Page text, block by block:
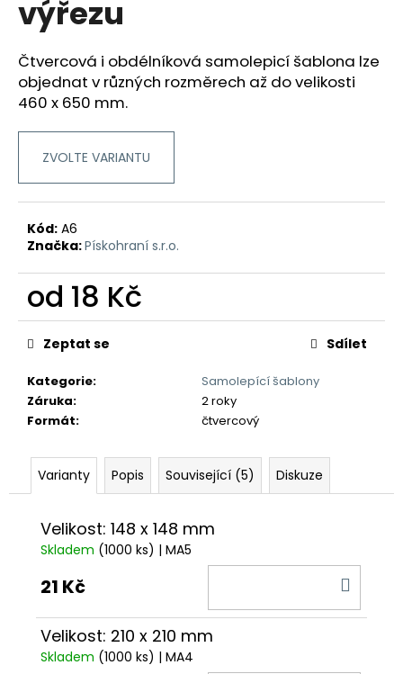
výřezu
Čtvercová i obdélníková samolepicí šablona lze
objednat v různých rozměrech až do velikosti
460 x 650 mm.
ZVOLTE VARIANTU
Kód: A6
Značka:Pískohraní s.r.o.
od 18 Kč
Měrná
cena:
Kategorie:
Samolepící šablony
Záruka:
2 roky
Formát: čtvercový
Zeptat se Sdílet
Varianty Popis Související (5) Diskuze
Velikost: 148 x 148 mm
Skladem (1000 ks) | MA5
21 Kč
Velikost: 210 x 210 mm
Skladem (1000 ks) | MA4
a
j
í
t
?
HLEDAT
D
o
p
o
u
č
u